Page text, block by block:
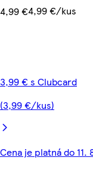
4,99 €4,99 €/kus
3,99 € s Clubcard
(3,99 €/kus)
Cena je platná do 11.